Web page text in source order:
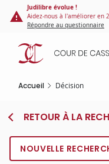
Panneau de gestion des
contenu
principal
Judilibre évolue !
Aidez-nous à l'améliorer en
Répondre au questionnaire
Accueil Décision
RETOUR À LA
NOUVELLE